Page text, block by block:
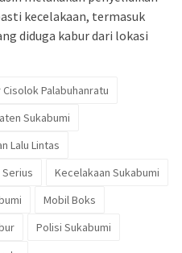
kecelakaan, termasuk
diduga kabur dari lokasi
Cisolok Palabuhanratu
Sukabumi
Lalu Lintas
Kecelakaan Sukabumi
Mobil Boks
Polisi Sukabumi